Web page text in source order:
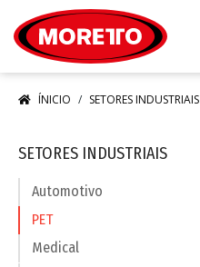
ÍNICIO SETORES INDUSTRIAIS
SETORES INDUSTRIAIS
Automotivo
PET
Medical